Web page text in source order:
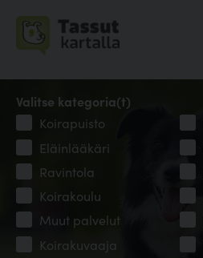
Valitse kategoria(t)
Koirapuisto
Eläinlääkäri
Ravintola
Koirakoulu
Muut palvelut
Koirakuvaaja